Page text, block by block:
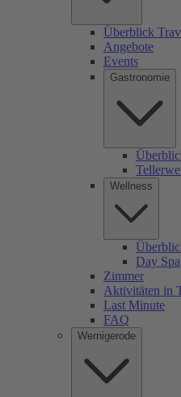
Überblick
Angebote
Events
Gastronomie
Wellness
Day Spa
Zimmer
Aktivitäten in
Last Minute
FAQ
Wernigerode